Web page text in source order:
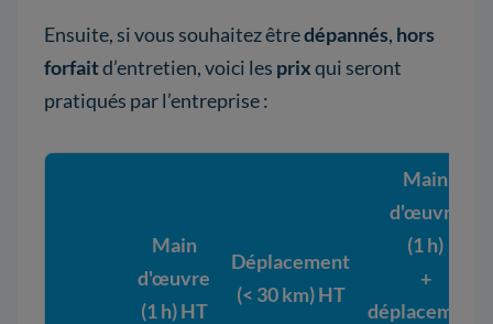
Ensuite, si vous souhaitez êtredépannés, hors
forfaitd’entretien, voici les prixqui seront
pratiqués par l’entreprise :
Main
d'œuvre
(1 h) HT
Déplacement
(< 30 km) HT
Main
d'œuvre
(1 h)
+
déplacement